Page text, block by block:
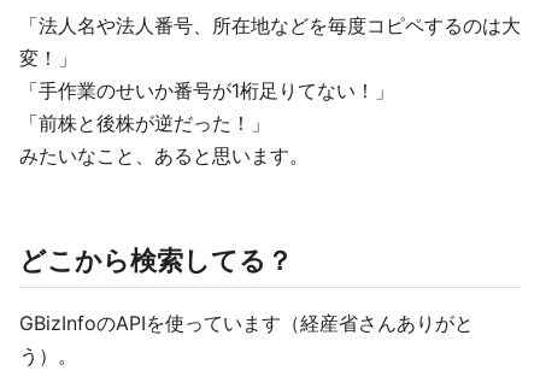
「法人名や法人番号、所在地などを毎度コピペするのは大
変！」
「手作業のせいか番号が1桁足りてない！」
「前株と後株が逆だった！」
みたいなこと、あると思います。
どこから検索してる？
GBizInfoのAPIを使っています（経産省さんありがと
う）。